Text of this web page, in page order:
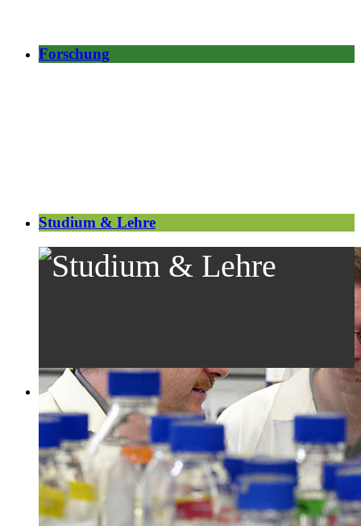
Forschung
Studium & Lehre
Öffentlichkeitsarbeit